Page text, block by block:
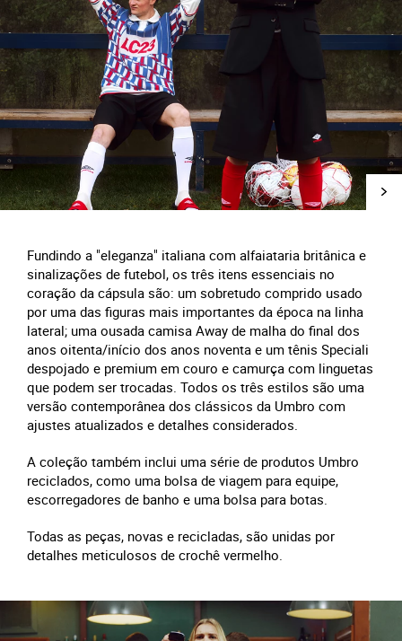
Fundindo a "eleganza" italiana com alfaiataria britânica e
sinalizações de futebol, os três itens essenciais no
coração da cápsula são: um sobretudo comprido usado
por uma das figuras mais importantes da época na linha
lateral; uma ousada camisa Away de malha do final dos
anos oitenta/início dos anos noventa e um tênis Speciali
despojado e premium em couro e camurça com linguetas
que podem ser trocadas. Todos os três estilos são uma
versão contemporânea dos clássicos da Umbro com
ajustes atualizados e detalhes considerados.
A coleção também inclui uma série de produtos Umbro
reciclados, como uma bolsa de viagem para equipe,
escorregadores de banho e uma bolsa para botas.
Todas as peças, novas e recicladas, são unidas por
detalhes meticulosos de crochê vermelho.